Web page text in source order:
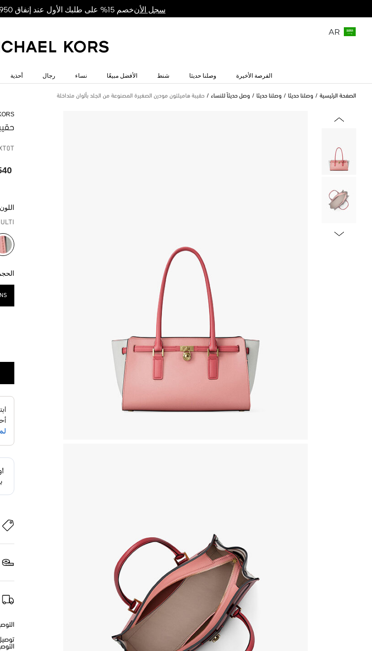
سجل الأنخصم 15% على طلبك الأول عند إنفاق 950 ريال سعودي: MKFIRST
AR
الفرصة الأخيرة وصلنا حديثا شنط الأفضل مبيعًا نساء رجال أحذية
الصفحة الرئيسية وصلنا حديثا وصلنا حديثا وصل حديثاً للنساء حقيبة هاميلتون مودرن الصغيرة المصنوعة من الجلد بألوان متداخلة
اللون
NS